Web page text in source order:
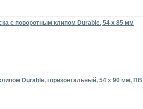
с поворотным клипом Durable, 54 x 85 мм
Durable, горизонтальный, 54 х 90 мм,